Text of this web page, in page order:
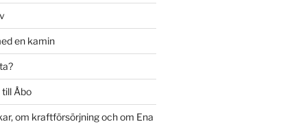
en kamin
Åbo
om kraftförsörjning och om Ena